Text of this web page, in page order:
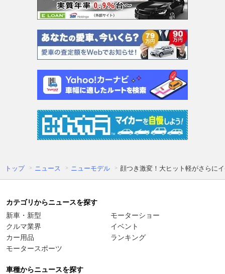
トップ ニュース ニューモデル 顔つき激変！大ヒット軽がさらに
カテゴリからニュースを探す
新車・新型
クルマ業界
カー用品
モータースポーツ
モーターショー
イベント
ランキング
車種からニュースを探す